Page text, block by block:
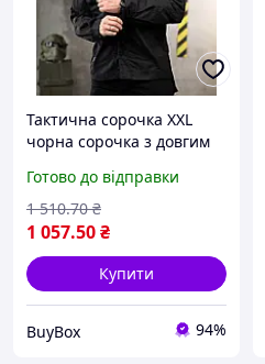
Тактична сорочка XXL
чорна сорочка з довгим
уніформа одяг для поліції
та ЗСУ
Готово до відправки
1 057.50₴
1 510.70 ₴
Купити
BuyBox 94%